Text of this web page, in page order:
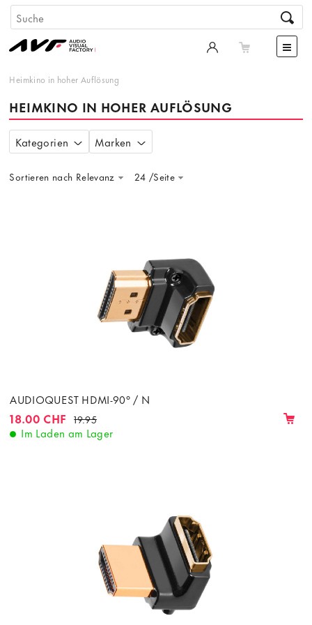
Heimkino in hoher Auflösung
HEIMKINO IN HOHER AUFLÖSUNG
Kategorien Marken
Sortieren nach Relevanz 24 /Seite
AUDIOQUEST HDMI-90° / N
18.00 CHF 19.95
Im Laden am Lager